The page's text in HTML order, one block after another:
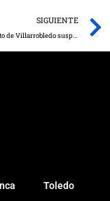
SIGUIENTE
El Ayuntamiento de Villarrobledo suspende con un 3,2 en transparencia.
Toledo